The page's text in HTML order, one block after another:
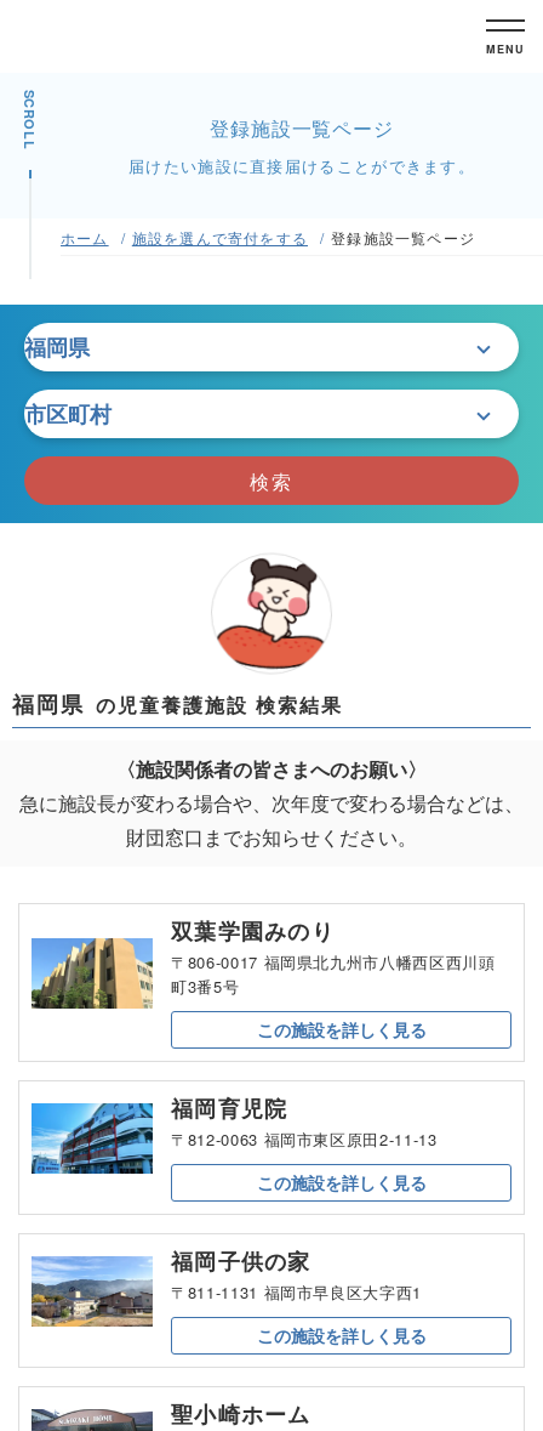
MENU
SCROLL 登録施設一覧ページ
届けたい施設に直接届けることができます。
ホーム 施設を選んで寄付をする 登録施設一覧ページ
検索
福岡県 の児童養護施設 検索結果
〈施設関係者の皆さまへのお願い〉
急に施設長が変わる場合や、次年度で変わる場合などは、
財団窓口までお知らせください。
双葉学園みのり
〒806-0017 福岡県北九州市八幡西区西川頭
町3番5号
この施設を詳しく見る
福岡育児院
〒812-0063 福岡市東区原田2-11-13
この施設を詳しく見る
福岡子供の家
〒811-1131 福岡市早良区大字西1
この施設を詳しく見る
聖小崎ホーム